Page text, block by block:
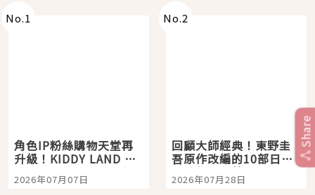
No.1
角色IP粉絲購物天堂再
升級！KIDDY LAND 原
宿店吉伊卡哇迎客，新
開幕 OMOKADO 店3分
2026年07月07日
No.2
回顧大師經典！東野圭
吾原作改編的10部日本
影視作品推薦
2026年07月28日
Share